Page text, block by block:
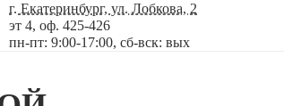
г. Екатеринбург, ул. Лобкова, 2
эт 4, оф. 425-426
пн-пт: 9:00-17:00, сб-вск: вых